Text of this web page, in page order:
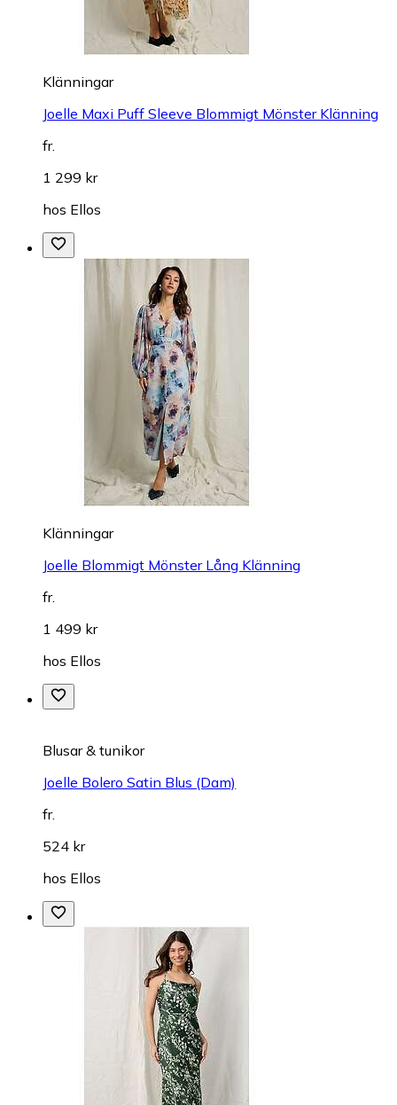
Klänningar
Joelle Maxi Puff Sleeve Blommigt Mönster Klänning
fr.
1 299 kr
hos Ellos
Klänningar
Joelle Blommigt Mönster Lång Klänning
fr.
1 499 kr
hos Ellos
Blusar & tunikor
Joelle Bolero Satin Blus (Dam)
fr.
524 kr
hos Ellos